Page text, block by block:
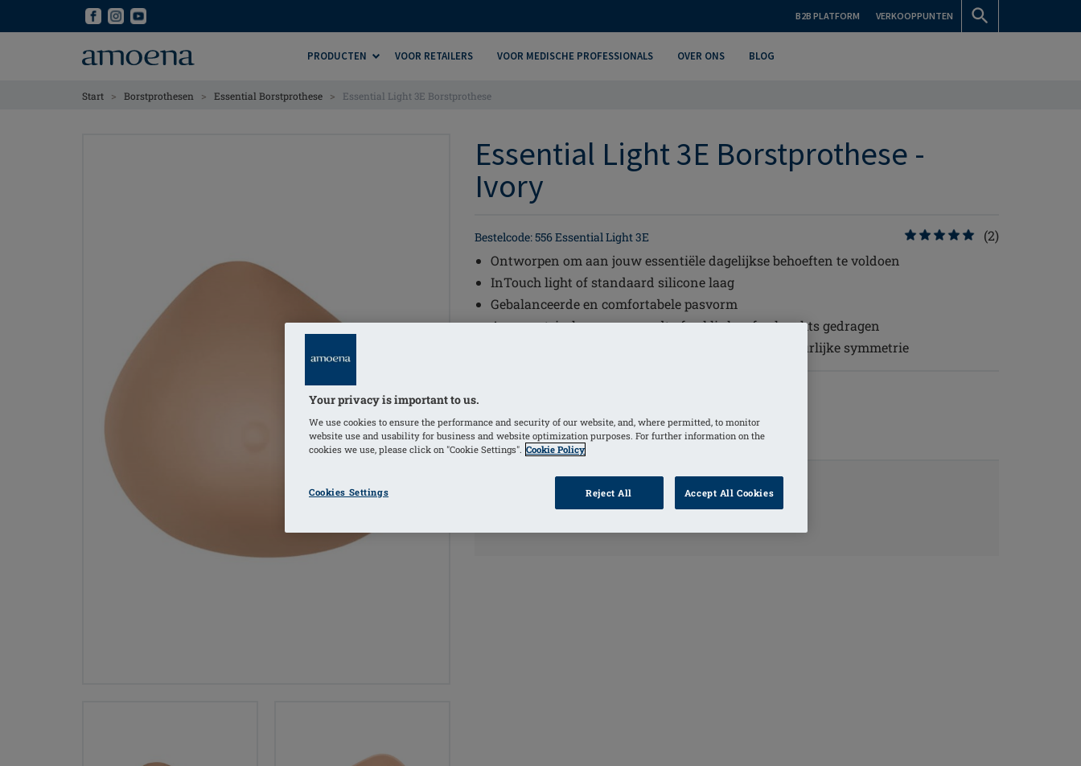
B2B PLATFORM VERKOOPPUNTEN
PRODUCTEN VOOR RETAILERS VOOR MEDISCHE PROFESSIONALS OVER ONS BLOG
Start > Borstprothesen > Essential Borstprothese > Essential Light 3E Borstprothese
Essential Light 3E Borstprothese -
Ivory
Bestelcode: 556 Essential Light 3E
(2)
Ontworpen om aan jouw essentiële dagelijkse behoeften te voldoen
InTouch light of standaard silicone laag
Gebalanceerde en comfortabele pasvorm
Asymmetrische vorm - wordt ofwel links ofwel rechts gedragen
Geeft je het comfort dat je nodig hebt voor een natuurlijke symmetrie
Ivory(Geselecteerd)
VIND EEN PRODUCTINFORMATIE
Your privacy is important to us.
We use cookies to ensure the performance and security of our website, and, where permitted, to monitor
website use and usability for business and website optimization purposes. For further information on the
cookies we use, please click on "Cookie Settings". Cookie Policy
Cookies Settings Reject All Accept All Cookies